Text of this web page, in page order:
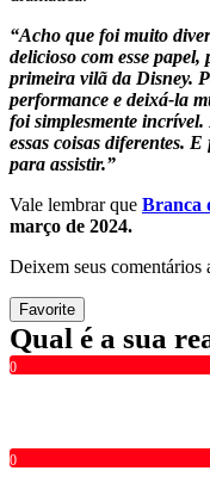
“Acho que foi muito
delicioso com esse
primeira vilã da Disney.
performance e deixá-la
foi simplesmente
essas coisas diferentes.
para assistir.”
Vale lembrar que Branca
março de 2024.
Deixem seus comentários
Favorite
Qual é a sua
0
0